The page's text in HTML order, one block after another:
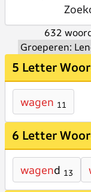
632
5 Letter
wagen 11
6 Letter
wagend 13